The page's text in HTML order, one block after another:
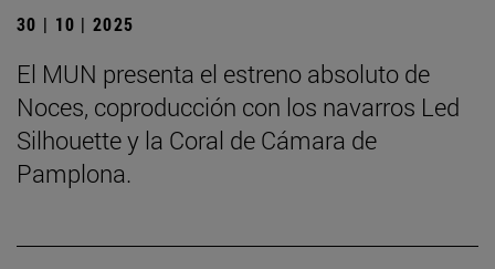
30 | 10 | 2025
El MUN presenta el estreno absoluto de
Noces, coproducción con los navarros Led
Silhouette y la Coral de Cámara de
Pamplona.